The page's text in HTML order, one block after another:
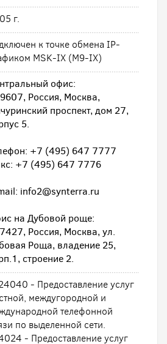
г.
к точке обмена IP-
MSK-IX (M9-IX)
офис:
Россия, Москва,
проспект, дом 27,
5.
+7 (495) 647 7777
+7 (495) 647 7776
info2@synterra.ru
на Дубовой роще:
Россия, Москва, ул.
Роща, владение 25,
строение 2.
- Предоставление услуг
междугородной и
телефонной
по выделенной сети.
- Предоставление услуг